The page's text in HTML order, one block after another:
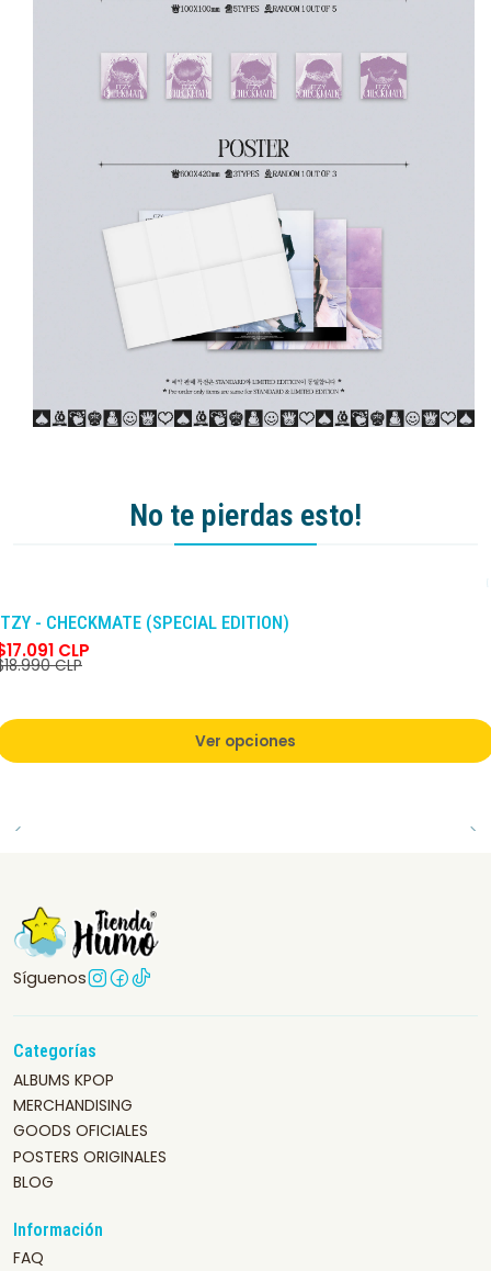
No te pierdas esto!
- CHECKMATE (SPECIAL EDITION)
CLP
CLP
Ver opciones
Síguenos
Categorías
ALBUMS KPOP
MERCHANDISING
GOODS OFICIALES
POSTERS ORIGINALES
BLOG
Información
FAQ